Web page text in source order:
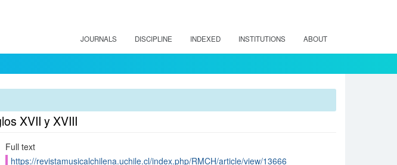
JOURNALS DISCIPLINE INDEXED INSTITUTIONS ABOUT
XVII y XVIII
Full text
https://revistamusicalchilena.uchile.cl/index.php/RMCH/article/view/13666